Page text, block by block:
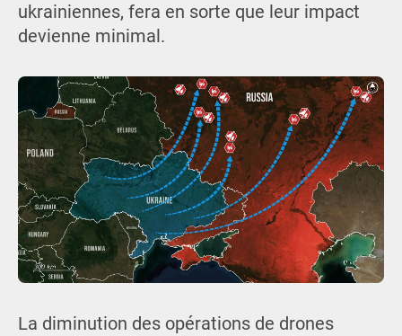
ukrainiennes, fera en sorte que leur impact
devienne minimal.
La diminution des opérations de drones